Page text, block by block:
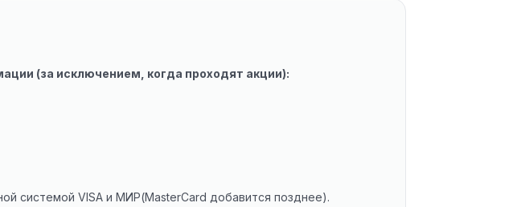
(за исключением, когда проходят акции):
системой VISA и МИР(MasterCard добавится позднее).